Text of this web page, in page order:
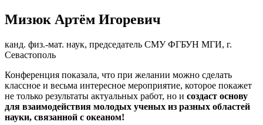
Мизюк Артём Игоревич
канд. физ.-мат. наук, председатель СМУ ФГБУН МГИ, г.
Севастополь
Конференция показала, что при желании можно сделать
классное и весьма интересное мероприятие, которое покажет
не только результаты актуальных работ, но и создаст основу
для взаимодействия молодых ученых из разных областей
науки, связанной с океаном!